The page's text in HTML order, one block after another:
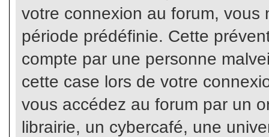
votre connexion au forum,
période prédéfinie. Cette
compte par une personne
cette case lors de votre
vous accédez au forum par un
librairie, un cybercafé, une